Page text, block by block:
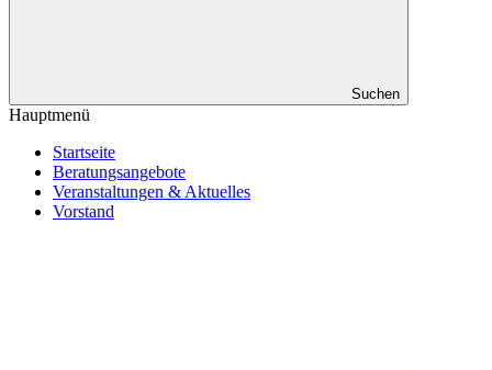
Suchen
Hauptmenü
Startseite
Beratungsangebote
Veranstaltungen & Aktuelles
Vorstand